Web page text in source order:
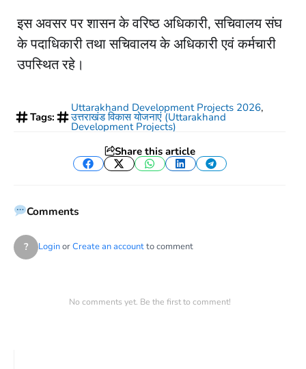
इस अवसर पर शासन के वरिष्ठ अधिकारी, सचिवालय संघ
के पदाधिकारी तथा सचिवालय के अधिकारी एवं कर्मचारी
उपस्थित रहे।
Tags:
Uttarakhand Development Projects 2026,
उत्तराखंड विकास योजनाएं (Uttarakhand
Development Projects)
Share this article
Facebook
TwitterWhatsApp
LinkedInTelegram
Comments
? LoginorCreate an accountto comment
No comments yet. Be the first to comment!